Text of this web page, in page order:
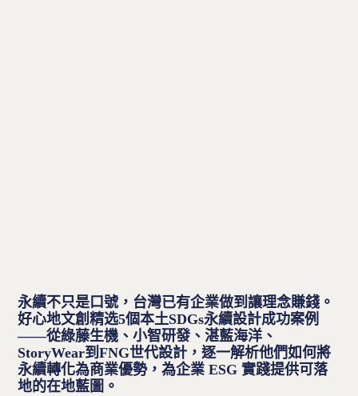
永續不只是口號，台灣已有企業做到讓理念賺錢。
好心地文創精选5個本土SDGs永續設計成功案例
——從綠藤生機、小智研發、湛藍海洋、
StoryWear到FNG世代設計，逐一解析他們如何將
永續轉化為商業優勢，為企業 ESG 實踐提供可落
地的在地藍圖。